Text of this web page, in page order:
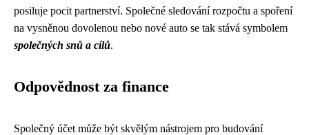
posiluje pocit partnerství. Společné sledování rozpočtu a spoření
na vysněnou dovolenou nebo nové auto se tak stává symbolem
společných snů a cílů.
Odpovědnost za finance
Společný účet může být skvělým nástrojem pro budování